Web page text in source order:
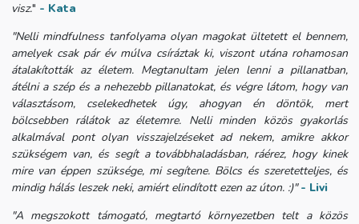
visz." - Kata
"Nelli mindfulness tanfolyama olyan magokat ültetett el bennem,
amelyek csak pár év múlva csíráztak ki, viszont utána rohamosan
átalakították az életem. Megtanultam jelen lenni a pillanatban,
átélni a szép és a nehezebb pillanatokat, és végre látom, hogy van
választásom, cselekedhetek úgy, ahogyan én döntök, mert
bölcsebben rálátok az életemre. Nelli minden közös gyakorlás
alkalmával pont olyan visszajelzéseket ad nekem, amikre akkor
szükségem van, és segít a továbbhaladásban, ráérez, hogy kinek
mire van éppen szüksége, mi segítene. Bölcs és szeretetteljes, és
mindig hálás leszek neki, amiért elindított ezen az úton. :)" - Livi
"A megszokott támogató, megtartó környezetben telt a közös